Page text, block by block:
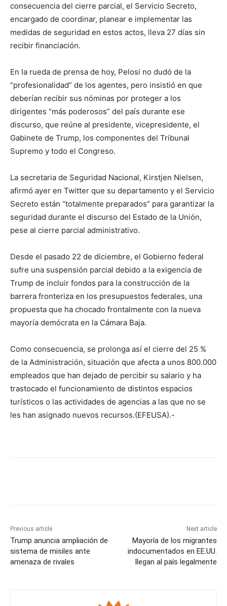
consecuencia del cierre parcial, el Servicio Secreto,
encargado de coordinar, planear e implementar las
medidas de seguridad en estos actos, lleva 27 días sin
recibir financiación.
En la rueda de prensa de hoy, Pelosi no dudó de la
“profesionalidad” de los agentes, pero insistió en que
deberían recibir sus nóminas por proteger a los
dirigentes “más poderosos” del país durante ese
discurso, que reúne al presidente, vicepresidente, el
Gabinete de Trump, los componentes del Tribunal
Supremo y todo el Congreso.
La secretaria de Seguridad Nacional, Kirstjen Nielsen,
afirmó ayer en Twitter que su departamento y el Servicio
Secreto están “totalmente preparados” para garantizar la
seguridad durante el discurso del Estado de la Unión,
pese al cierre parcial administrativo.
Desde el pasado 22 de diciembre, el Gobierno federal
sufre una suspensión parcial debido a la exigencia de
Trump de incluir fondos para la construcción de la
barrera fronteriza en los presupuestos federales, una
propuesta que ha chocado frontalmente con la nueva
mayoría demócrata en la Cámara Baja.
Como consecuencia, se prolonga así el cierre del 25 %
de la Administración, situación que afecta a unos 800.000
empleados que han dejado de percibir su salario y ha
trastocado el funcionamiento de distintos espacios
turísticos o las actividades de agencias a las que no se
les han asignado nuevos recursos.(EFEUSA).-
Previous article
Trump anuncia ampliación de
sistema de misiles ante
amenaza de rivales
Next article
Mayoría de los migrantes
indocumentados en EE.UU.
llegan al país legalmente